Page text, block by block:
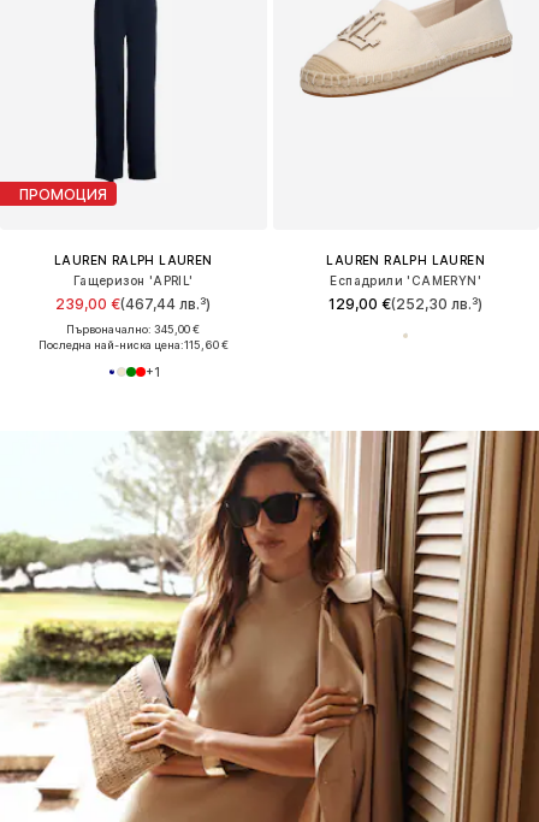
ПРОМОЦИЯ
LAUREN RALPH LAUREN
Гащеризон 'APRIL'
239,00 €(467,44 лв.³)
Първоначално: 345,00 €
Последна най-ниска цена:115,60 €
+1
LAUREN RALPH LAUREN
Еспадрили 'CAMERYN'
129,00 €(252,30 лв.³)